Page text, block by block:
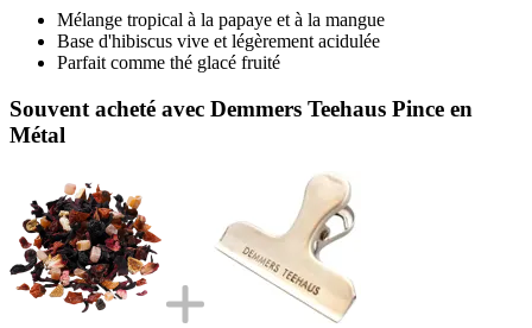
Mélange tropical à la papaye et à la mangue
Base d'hibiscus vive et légèrement acidulée
Parfait comme thé glacé fruité
Souvent acheté avec Demmers Teehaus Pince en
Métal